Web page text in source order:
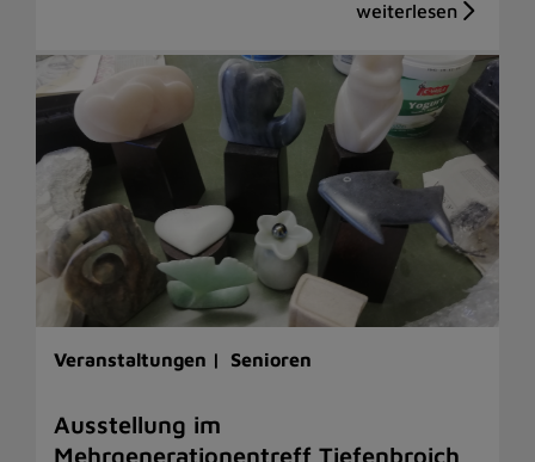
Veranstaltungen | Senioren
Ausstellung im
Mehrgenerationentreff Tiefenbroich